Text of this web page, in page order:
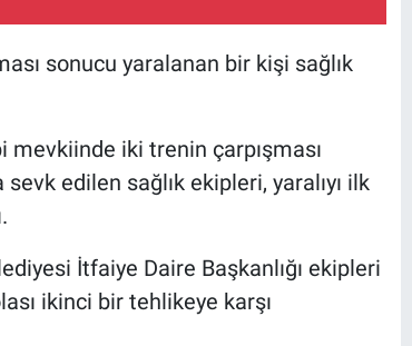
sonucu yaralanan bir kişi sağlık
mevkiinde iki trenin çarpışması
edilen sağlık ekipleri, yaralıyı ilk
İtfaiye Daire Başkanlığı ekipleri
ikinci bir tehlikeye karşı